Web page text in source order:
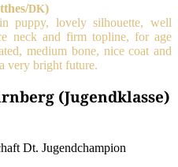
DK)
pup­py, love­ly sil­hou­et­te, well
neck and firm topli­ne, for age
medi­um bone, nice coat and
very bright future.
(Jugendklasse)
Dt. Jugendchampion